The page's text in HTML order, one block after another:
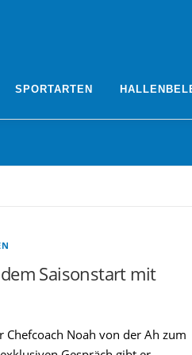
SPORTARTEN
Saisonstart mit
Noah von der Ah zum